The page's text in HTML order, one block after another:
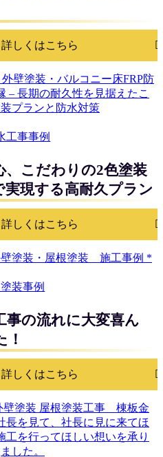
詳しくはこちら
工事事例
、こだわりの2色塗装
実現する高耐久プラン
詳しくはこちら
装事例
事の流れに大変喜ん
！
詳しくはこちら